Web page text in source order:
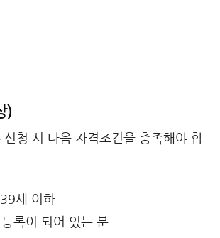
)
신청 시 다음 자격조건을 충족해야 합
세 이하
록이 되어 있는 분